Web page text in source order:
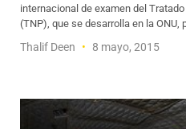
internacional de examen del
(TNP), que se desarrolla en la ONU,
Thalif Deen 8 mayo, 2015